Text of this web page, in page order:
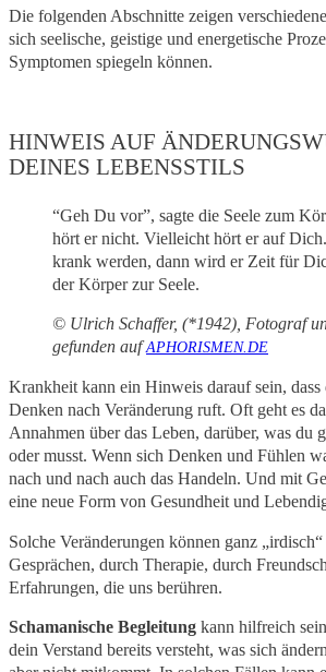
Die folgenden Abschnitte zeigen
sich seelische, geistige und energetische
Symptomen spiegeln können.
HINWEIS AUF
DEINES LEBENSSTILS
“Geh Du vor”, sagte die Seele zum
hört er nicht. Vielleicht hört er auf
krank werden, dann wird er Zeit für
der Körper zur Seele.
© Ulrich Schaffer, (*1942), Fotograf
gefunden aufAPHORISMEN.DE
Krankheit kann ein Hinweis darauf sein, dass
Denken nach Veränderung ruft. Oft geht es
Annahmen über das Leben, darüber, was du
oder musst. Wenn sich Denken und Fühlen
nach und nach auch das Handeln. Und mit
eine neue Form von Gesundheit und
Solche Veränderungen können ganz
Gesprächen, durch Therapie, durch
Erfahrungen, die uns berühren.
Schamanische Begleitung kann hilfreich
dein Verstand bereits versteht, was sich